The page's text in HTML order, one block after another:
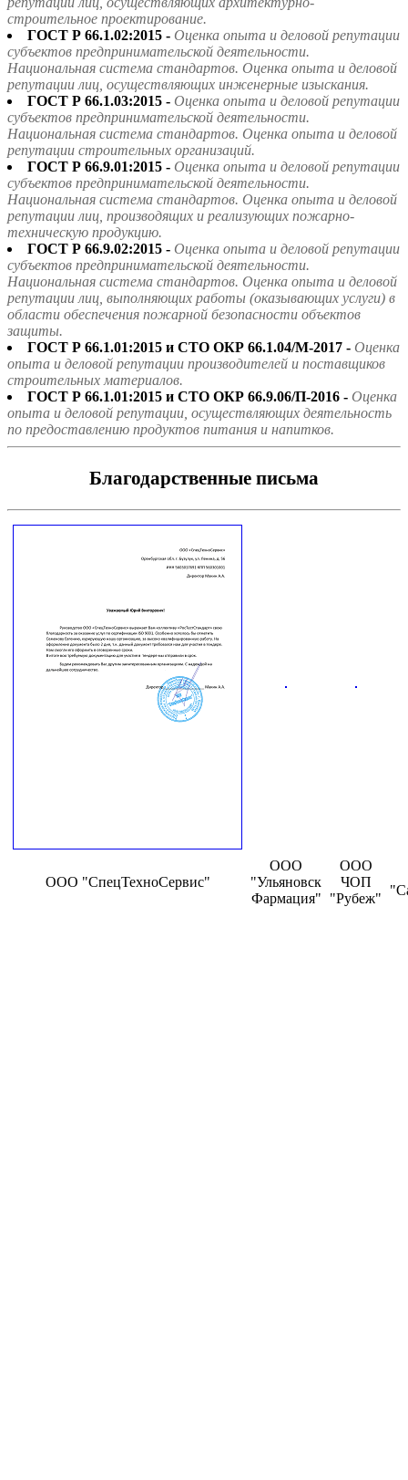
строительное проектирование.
ГОСТ Р 66.1.02:2015 - Оценка опыта и деловой репутации
субъектов предпринимательской деятельности.
Национальная система стандартов. Оценка опыта и деловой
репутации лиц, осуществляющих инженерные изыскания.
ГОСТ Р 66.1.03:2015 - Оценка опыта и деловой репутации
субъектов предпринимательской деятельности.
Национальная система стандартов. Оценка опыта и деловой
репутации строительных организаций.
ГОСТ Р 66.9.01:2015 - Оценка опыта и деловой репутации
субъектов предпринимательской деятельности.
Национальная система стандартов. Оценка опыта и деловой
репутации лиц, производящих и реализующих пожарно-
техническую продукцию.
ГОСТ Р 66.9.02:2015 - Оценка опыта и деловой репутации
субъектов предпринимательской деятельности.
Национальная система стандартов. Оценка опыта и деловой
репутации лиц, выполняющих работы (оказывающих услуги) в
области обеспечения пожарной безопасности объектов
защиты.
ГОСТ Р 66.1.01:2015 и СТО ОКР 66.1.04/М-2017 - Оценка
опыта и деловой репутации производителей и поставщиков
строительных материалов.
ГОСТ Р 66.1.01:2015 и СТО ОКР 66.9.06/П-2016 - Оценка
опыта и деловой репутации, осуществляющих деятельность
по предоставлению продуктов питания и напитков.
Благодарственные письма
ООО "СпецТехноСервис"
ООО
"Ульяновск
Фармация"
ООО
ЧОП
"Рубеж"